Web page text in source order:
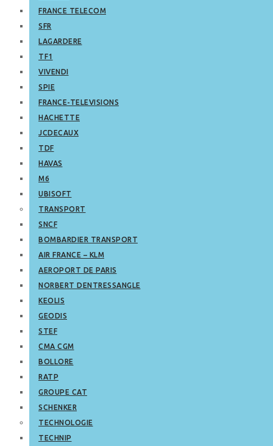
FRANCE TELECOM
SFR
LAGARDERE
TF1
VIVENDI
SPIE
FRANCE-TELEVISIONS
HACHETTE
JCDECAUX
TDF
HAVAS
M6
UBISOFT
TRANSPORT
SNCF
BOMBARDIER TRANSPORT
AIR FRANCE – KLM
AEROPORT DE PARIS
NORBERT DENTRESSANGLE
KEOLIS
GEODIS
STEF
CMA CGM
BOLLORE
RATP
GROUPE CAT
SCHENKER
TECHNOLOGIE
TECHNIP